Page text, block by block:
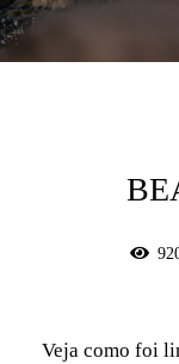
Veja como foi